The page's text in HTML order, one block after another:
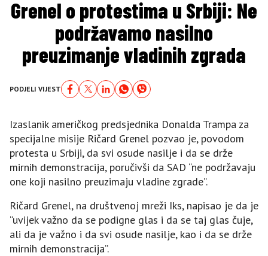
Grenel o protestima u Srbiji: Ne
podržavamo nasilno
preuzimanje vladinih zgrada
PODJELI VIJEST
Izaslanik američkog predsjednika Donalda Trampa za
specijalne misije Ričard Grenel pozvao je, povodom
protesta u Srbiji, da svi osude nasilje i da se drže
mirnih demonstracija, poručivši da SAD “ne podržavaju
one koji nasilno preuzimaju vladine zgrade”.
Ričard Grenel, na društvenoj mreži Iks, napisao je da je
“uvijek važno da se podigne glas i da se taj glas čuje,
ali da je važno i da svi osude nasilje, kao i da se drže
mirnih demonstracija”.